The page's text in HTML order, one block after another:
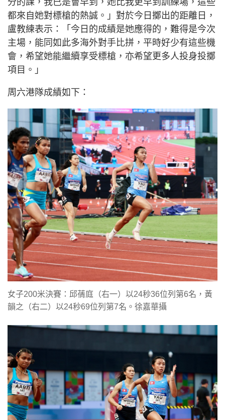
分的課，我已是會早到，她比我更早到訓練場，這些
都來自她對標槍的熱誠。」對於今日擲出的距離日，
盧教練表示：「今日的成績是她應得的，難得是今次
主場，能同如此多海外對手比拼，平時好少有這些機
會，希望她能繼續享受標槍，亦希望更多人投身投擲
項目。」
周六港隊成績如下：
女子200米決賽：邱蒨庭（右一）以24秒36位列第6名，黃
韻之（右二）以24秒69位列第7名。徐嘉華攝